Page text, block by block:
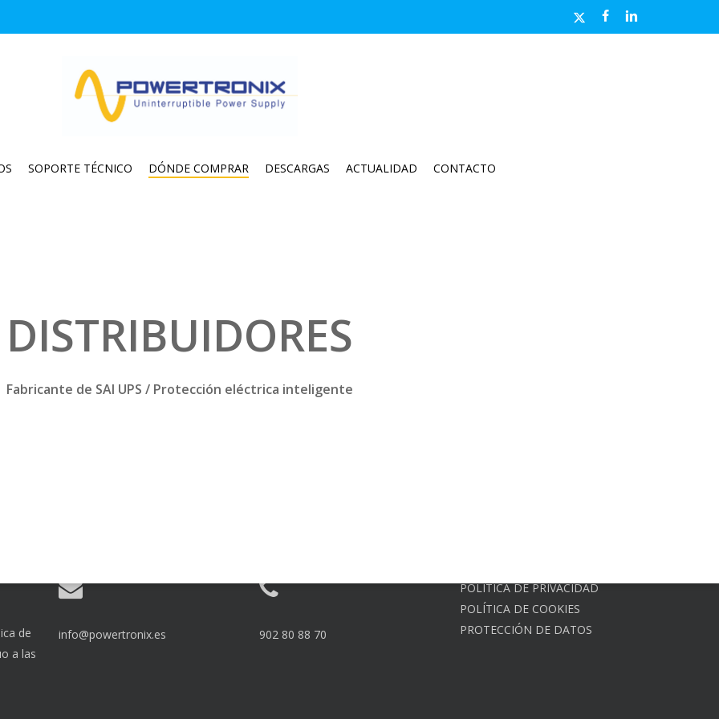
x-
twitter
facebooklinkedin
SOPORTE TÉCNICO DÓNDE COMPRAR DESCARGAS ACTUALIDAD CONTACTO
DISTRIBUIDORES
Fabricante de SAI UPS / Protección eléctrica inteligente
de
a las
info@powertronix.es 902 80 88 70
POLÍTICA DE PRIVACIDAD
POLÍTICA DE COOKIES
PROTECCIÓN DE DATOS